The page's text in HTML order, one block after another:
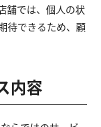
舗では、個人の状
待できるため、顧
内容